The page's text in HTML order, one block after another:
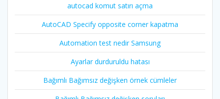
autocad komut satırı açma
AutoCAD Specify opposite corner kapatma
Automation test nedir Samsung
Ayarlar durduruldu hatası
Bağımlı Bağımsız değişken örnek cümleler